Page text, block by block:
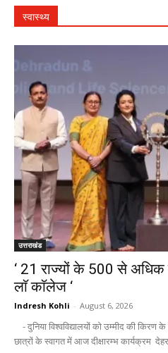
स्वास्थ्य
उत्तराखंड
‘ 21 राज्यों के 500 से अधिक
लाॅ काॅलेज ‘
Indresh Kohli - August 6, 2026
- दुनिया विश्वविद्यालयों को उम्मीद की
छात्रों के स्वागत में आज दीक्षारम्भ कार्यक्रम